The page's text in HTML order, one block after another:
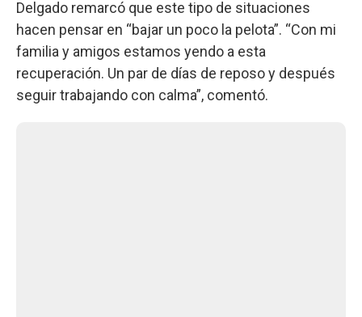
Delgado remarcó que este tipo de situaciones
hacen pensar en “bajar un poco la pelota”. “Con mi
familia y amigos estamos yendo a esta
recuperación. Un par de días de reposo y después
seguir trabajando con calma”, comentó.